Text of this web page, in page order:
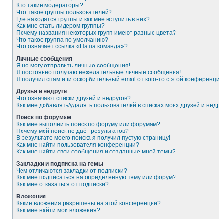
Кто такие модераторы?
Что такое группы пользователей?
Где находятся группы и как мне вступить в них?
Как мне стать лидером группы?
Почему названия некоторых групп имеют разные цвета?
Что такое группа по умолчанию?
Что означает ссылка «Наша команда»?
Личные сообщения
Я не могу отправить личные сообщения!
Я постоянно получаю нежелательные личные сообщения!
Я получил спам или оскорбительный email от кого-то с этой
Друзья и недруги
Что означают списки друзей и недругов?
Как мне добавлять/удалять пользователей в списках моих друзей и
Поиск по форумам
Как мне выполнить поиск по форуму или форумам?
Почему мой поиск не даёт результатов?
В результате моего поиска я получил пустую страницу!
Как мне найти пользователя конференции?
Как мне найти свои сообщения и созданные мной темы?
Закладки и подписка на темы
Чем отличаются закладки от подписки?
Как мне подписаться на определённую тему или форум?
Как мне отказаться от подписки?
Вложения
Какие вложения разрешены на этой конференции?
Как мне найти мои вложения?